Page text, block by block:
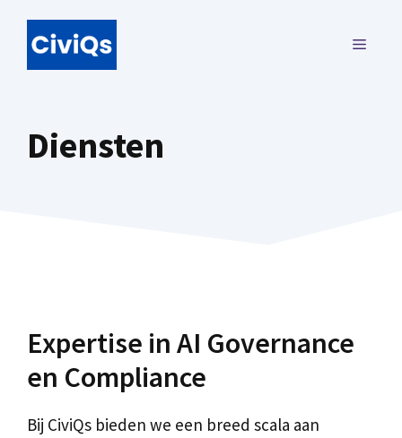
MENU
Diensten
Expertise in AI Governance
en Compliance
Bij CiviQs bieden we een breed scala aan